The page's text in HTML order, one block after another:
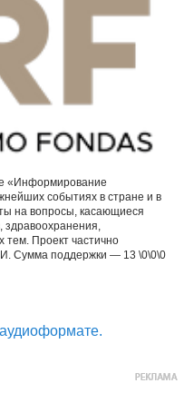
«Информирование
событиях в стране и в
на вопросы, касающиеся
тем. Проект частично
Сумма поддержки — 13 \0\0\0